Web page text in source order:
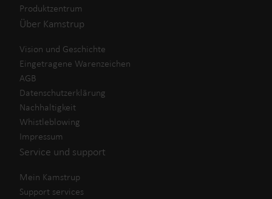
Produktzentrum
Über Kamstrup
Vision und Geschichte
Eingetragene Warenzeichen
AGB
Datenschutzerklärung
Nachhaltigkeit
Whistleblowing
Impressum
Service und support
Mein Kamstrup
Support services